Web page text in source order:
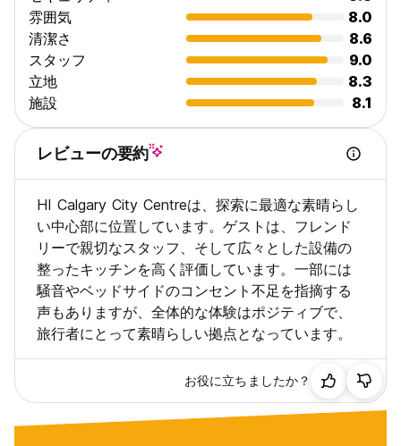
雰囲気
8.0
清潔さ
8.6
スタッフ
9.0
立地
8.3
施設
8.1
レビューの要約
HI Calgary City Centreは、探索に最適な素晴らし
い中心部に位置しています。ゲストは、フレンド
リーで親切なスタッフ、そして広々とした設備の
整ったキッチンを高く評価しています。一部には
騒音やベッドサイドのコンセント不足を指摘する
声もありますが、全体的な体験はポジティブで、
旅行者にとって素晴らしい拠点となっています。
お役に立ちましたか？